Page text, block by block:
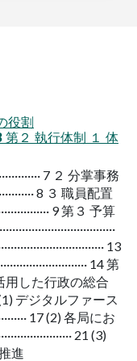
役割
3 第２ 執行体制 １ 体
7 ２ 分掌事務
8 ３ 職員配置
9 第３ 予算
13
14 第
用した行政の総合
17 (1) デジタルファース
17 (2) 各局にお
21 (3)
進